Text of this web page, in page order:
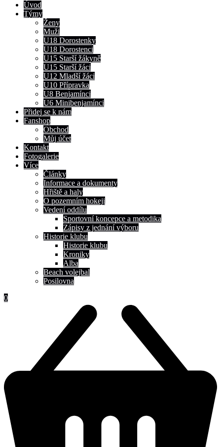
Úvod
Týmy
Ženy
Muži
U18 Dorostenky
U18 Dorostenci
U15 Starší žákyně
U15 Starší žáci
U12 Mladší žáci
U10 Přípravka
U8 Benjamínci
U6 Minibenjamínci
Přidej se k nám
Fanshop
Obchod
Můj účet
Kontakt
Fotogalerie
Více
Články
Informace a dokumenty
Hřiště a haly
O pozemním hokeji
Vedení oddílu
Sportovní koncepce a metodika
Zápisy z jednání výboru
Historie klubu
Historie klubu
Kroniky
Alba
Beach volejbal
Posilovna
0